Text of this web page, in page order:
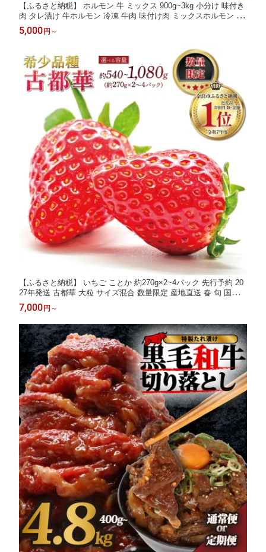
【ふるさと納税】 ホルモン 牛 ミックス 900g~3kg 小分け 味付き
肉 タレ漬け 牛ホルモン 冷凍 牛肉 味付け肉 ミックスホルモン 焼
肉 焼き肉 バーベキュー BBQ キャンプ フライパン ミックスホル
モン 奈良県 奈良市 焼肉工房もく 900g 1.2kg 3kg 300g
5,000円 ～
【ふるさと納税】 いちご ことか 約270g×2~4パック 先行予約 20
27年発送 古都華 大粒 サイズ混合 数量限定 産地直送 春 旬 国産
冷蔵 イチゴ 苺 フルーツ 果物 小分け ブランドいちご 甘い おすす
め 贈答 プレゼント ギフト お歳暮 奈良県 奈良市 いちご農家だる
ま
7,000円 ～